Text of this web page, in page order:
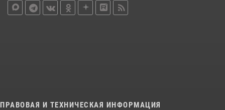
ПРАВОВАЯ И ТЕХНИЧЕСКАЯ ИНФОРМАЦИЯ